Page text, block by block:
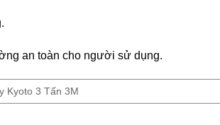
an toàn cho người sử dụng.
Kyoto 3 Tấn 3M